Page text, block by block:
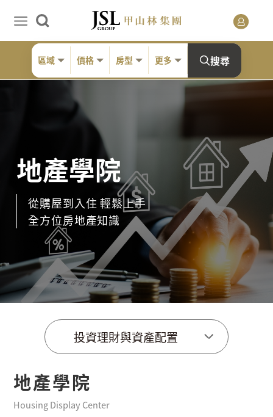
區域 價格 房型 更多 搜尋
地產學院
從購屋到入住 輕鬆上手
全方位房地產知識
投資理財與資產配置
地產學院
Housing Display Center